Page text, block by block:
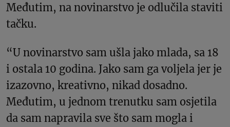
Međutim, na novinarstvo je odlučila staviti
tačku.
“U novinarstvo sam ušla jako mlada, sa 18
i ostala 10 godina. Jako sam ga voljela jer je
izazovno, kreativno, nikad dosadno.
Međutim, u jednom trenutku sam osjetila
da sam napravila sve što sam mogla i